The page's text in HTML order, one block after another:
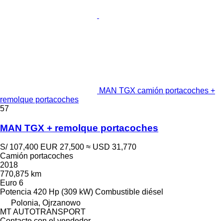
MAN TGX camión portacoches +
remolque portacoches
57
MAN TGX + remolque portacoches
S/ 107,400 EUR 27,500 ≈ USD 31,770
Camión portacoches
2018
770,875 km
Euro 6
Potencia 420 Hp (309 kW) Combustible diésel
Polonia, Ojrzanowo
MT AUTOTRANSPORT